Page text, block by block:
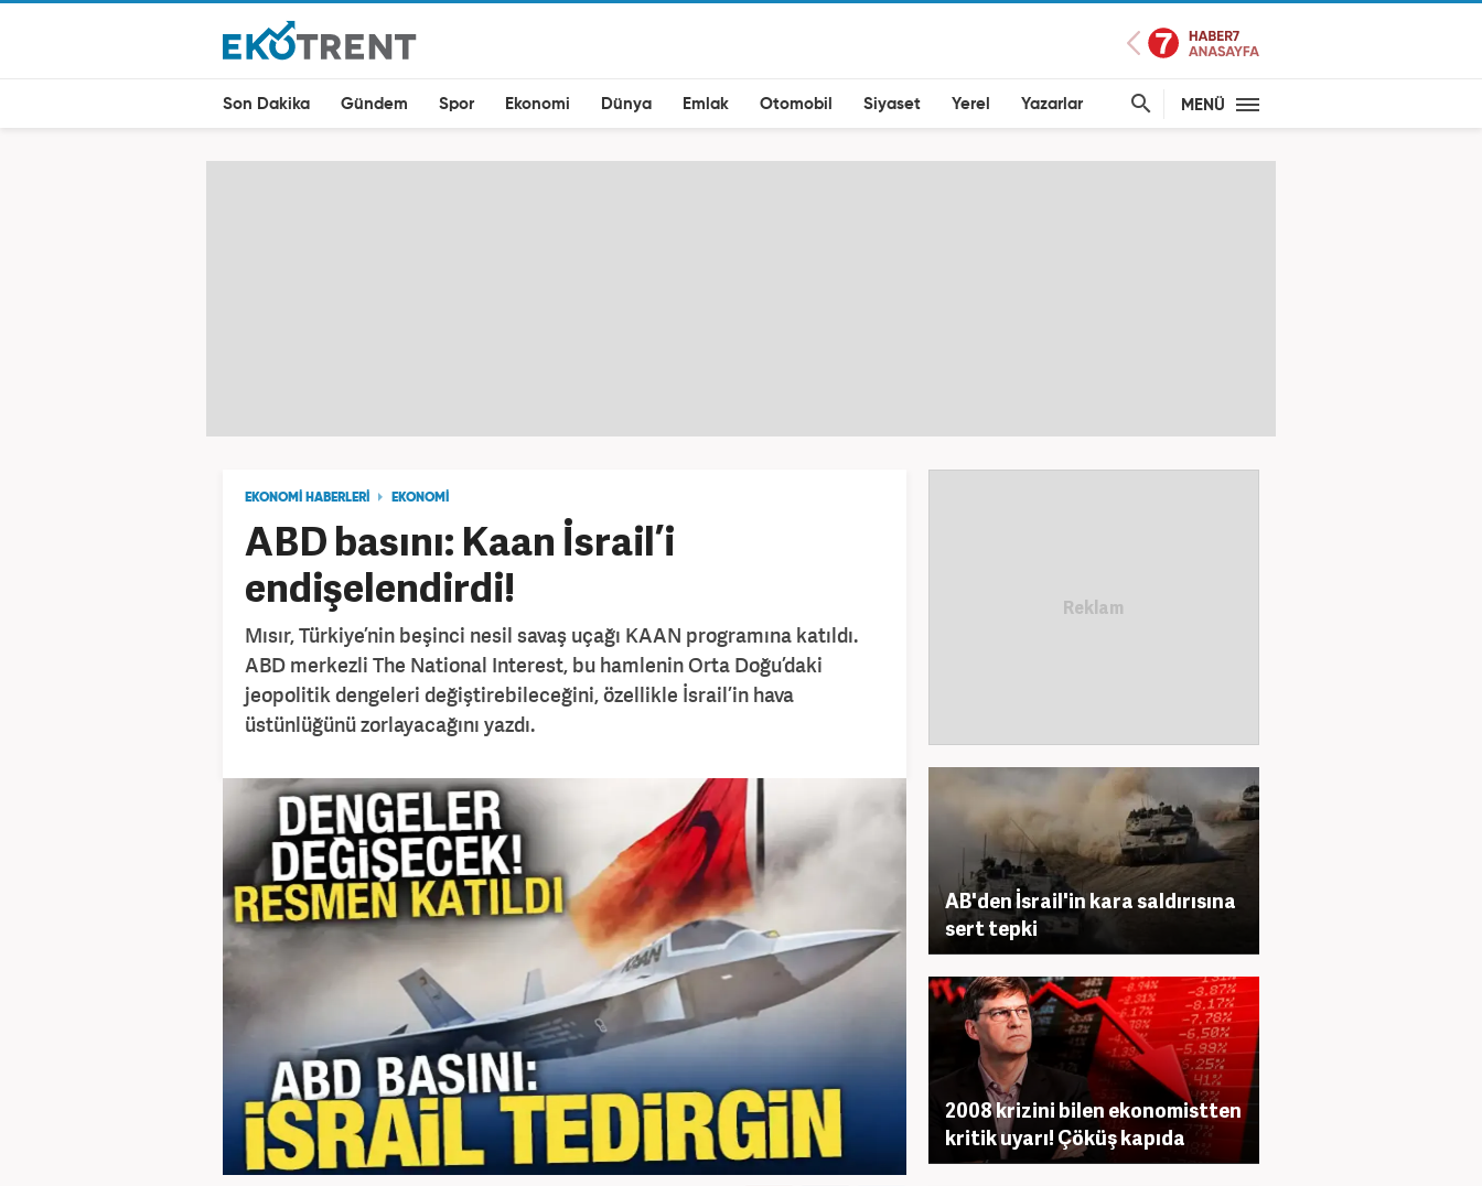
Son Dakika Gündem Spor Ekonomi Dünya Emlak Otomobil Siyaset Yerel Yazarlar MENÜ
EKONOMİ HABERLERİ EKONOMİ
ABD basını: Kaan İsrail’i
endişelendirdi!
Mısır, Türkiye’nin beşinci nesil savaş uçağı KAAN programına katıldı.
ABD merkezli The National Interest, bu hamlenin Orta Doğu’daki
jeopolitik dengeleri değiştirebileceğini, özellikle İsrail’in hava
üstünlüğünü zorlayacağını yazdı.
AB'den İsrail'in kara saldırısına
sert tepki
2008 krizini bilen ekonomistten
kritik uyarı! Çöküş kapıda